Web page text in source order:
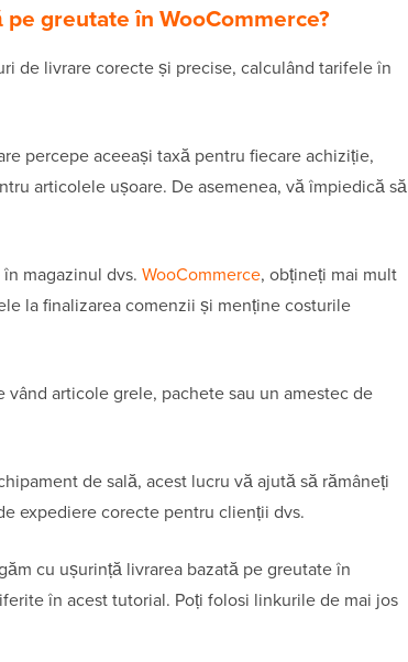
greutate în WooCommerce?
de livrare corecte și precise, calculând tarifele în
percepe aceeași taxă pentru fiecare achiziție,
articolele ușoare. De asemenea, vă împiedică să
magazinul dvs. WooCommerce, obțineți mai mult
la finalizarea comenzii și menține costurile
articole grele, pachete sau un amestec de
de sală, acest lucru vă ajută să rămâneți
expediere corecte pentru clienții dvs.
cu ușurință livrarea bazată pe greutate în
în acest tutorial. Poți folosi linkurile de mai jos